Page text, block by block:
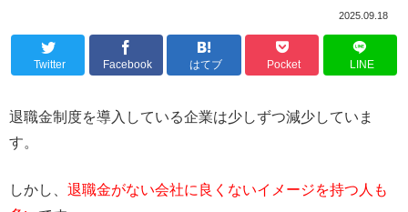
2025.09.18
Twitter Facebook はてブ Pocket LINE
退職金制度を導入している企業は少しずつ減少していま
す。
しかし、 退職金がない会社に良くないイメージを持つ人も